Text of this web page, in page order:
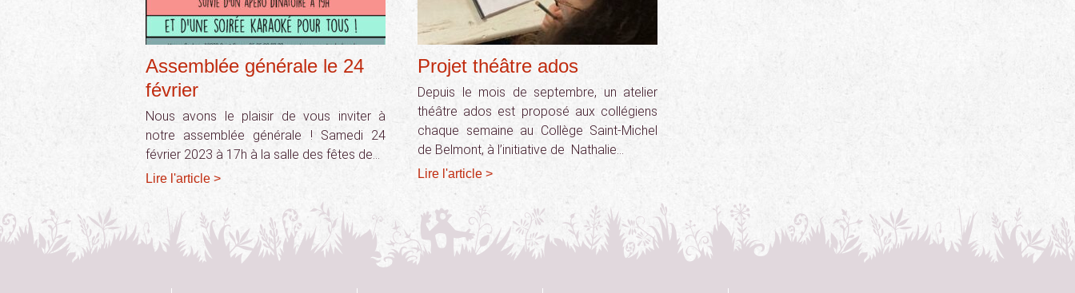
Assemblée générale le 24
février
Nous avons le plaisir de vous inviter à
notre assemblée générale ! Samedi 24
février 2023 à 17h à la salle des fêtes de…
Lire l'article >
Projet théâtre ados
Depuis le mois de septembre, un atelier
théâtre ados est proposé aux collégiens
chaque semaine au Collège Saint-Michel
de Belmont, à l’initiative de Nathalie…
Lire l'article >